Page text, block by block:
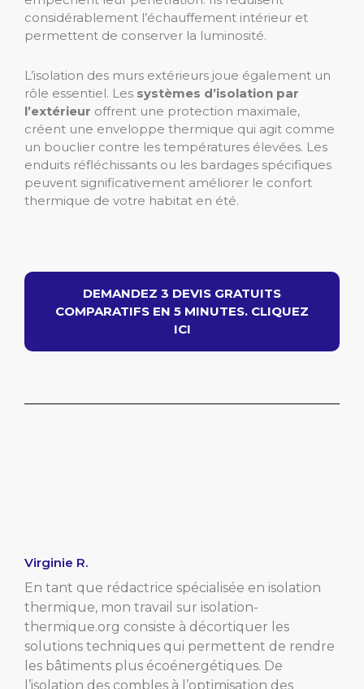
considérablement l’échauffement intérieur et
permettent de conserver la luminosité.
L’isolation des murs extérieurs joue également un
rôle essentiel. Les systèmes d’isolation par
l’extérieur offrent une protection maximale,
créent une enveloppe thermique qui agit comme
un bouclier contre les températures élevées. Les
enduits réfléchissants ou les bardages spécifiques
peuvent significativement améliorer le confort
thermique de votre habitat en été.
DEMANDEZ 3 DEVIS GRATUITS
COMPARATIFS EN 5 MINUTES. CLIQUEZ
ICI
Virginie R.
En tant que rédactrice spécialisée en isolation
thermique, mon travail sur isolation-
thermique.org consiste à décortiquer les
solutions techniques qui permettent de rendre
les bâtiments plus écoénergétiques. De
l’isolation des combles à l’optimisation des